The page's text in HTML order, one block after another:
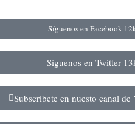
Síguenos en Facebook
Síguenos en Twitter
Subscribete en nuesto canal de